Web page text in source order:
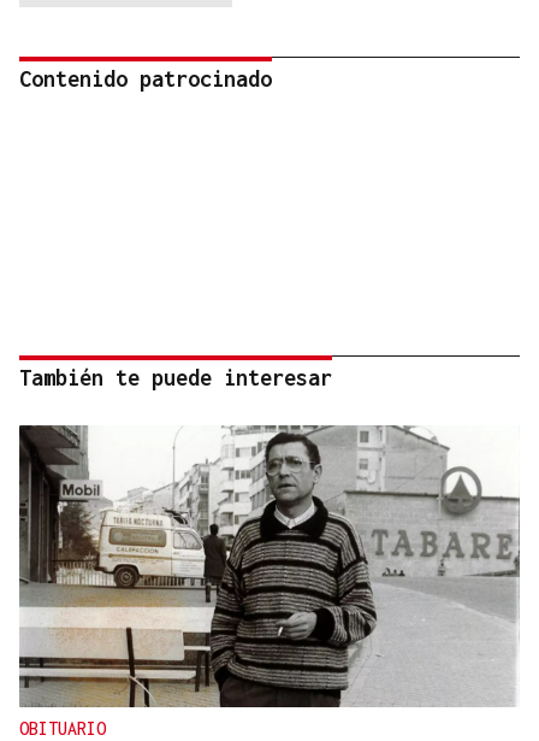
Contenido patrocinado
También te puede interesar
OBITUARIO